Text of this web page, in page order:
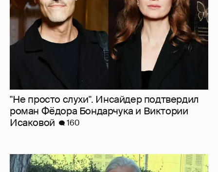
"Не просто слухи". Инсайдер подтвердил
роман Фёдора Бондарчука и Виктории
Исаковой
160